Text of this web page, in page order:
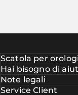
Scatola per
Hai bisogno di
Note legali
Service Client